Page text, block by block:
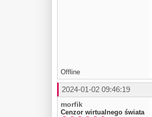
Offline
2024-01-02 09:46:19
morfik
Cenzor wirtualnego świata